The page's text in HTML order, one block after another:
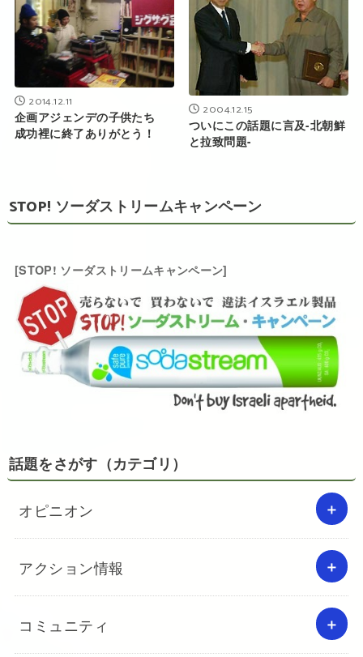
2014.12.11
企画アジェンデの子供たち
成功裡に終了ありがとう！
2004.12.15
ついにこの話題に言及-北朝鮮
と拉致問題-
STOP! ソーダストリームキャンペーン
[STOP! ソーダストリームキャンペーン]
話題をさがす（カテゴリ）
オピニオン
アクション情報
コミュニティ